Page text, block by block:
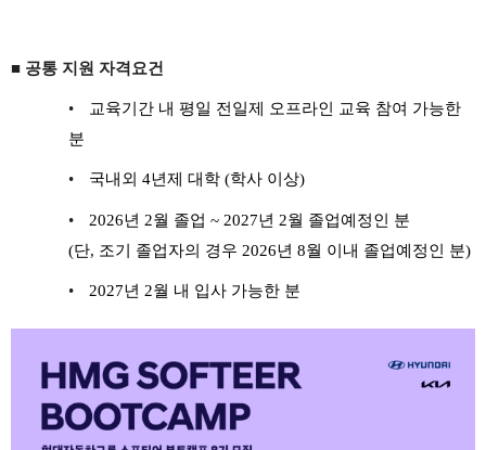
■ 공통 지원 자격요건
•
교육기간 내 평일 전일제 오프라인 교육 참여 가능한
분
• 국내외 4년제 대학 (학사 이상)
• 2026년 2월 졸업 ~ 2027년 2월 졸업예정인 분
(단, 조기 졸업자의 경우 2026년 8월 이내 졸업예정인 분)
• 2027년 2월 내 입사 가능한 분